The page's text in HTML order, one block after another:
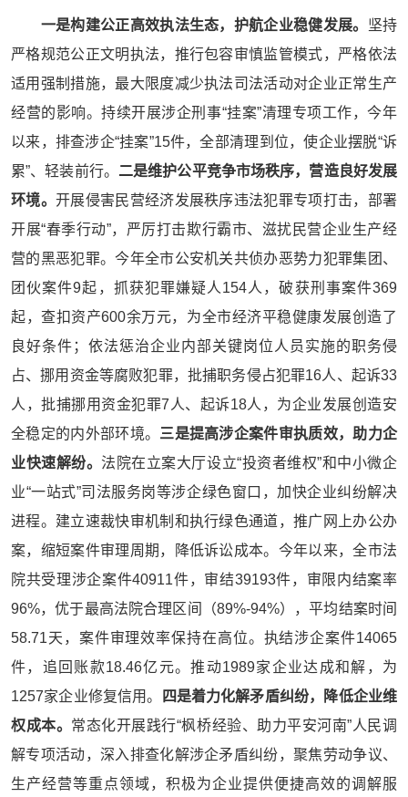
一是构建公正高效执法生态，护航企业稳健发展。 坚持
严格规范公正文明执法，推行包容审慎监管模式，严格依法
适用强制措施，最大限度减少执法司法活动对企业正常生产
经营的影响。持续开展涉企刑事“挂案”清理专项工作，今年
以来，排查涉企“挂案”15件，全部清理到位，使企业摆脱“诉
累”、轻装前行。 二是维护公平竞争市场秩序，营造良好发展
环境。 开展侵害民营经济发展秩序违法犯罪专项打击，部署
开展“春季行动”，严厉打击欺行霸市、滋扰民营企业生产经
营的黑恶犯罪。今年全市公安机关共侦办恶势力犯罪集团、
团伙案件9起，抓获犯罪嫌疑人154人，破获刑事案件369
起，查扣资产600余万元，为全市经济平稳健康发展创造了
良好条件；依法惩治企业内部关键岗位人员实施的职务侵
占、挪用资金等腐败犯罪，批捕职务侵占犯罪16人、起诉33
人，批捕挪用资金犯罪7人、起诉18人，为企业发展创造安
全稳定的内外部环境。 三是提高涉企案件审执质效，助力企
业快速解纷。 法院在立案大厅设立“投资者维权”和中小微企
业“一站式”司法服务岗等涉企绿色窗口，加快企业纠纷解决
进程。建立速裁快审机制和执行绿色通道，推广网上办公办
案，缩短案件审理周期，降低诉讼成本。今年以来，全市法
院共受理涉企案件40911件，审结39193件，审限内结案率
96%，优于最高法院合理区间（89%-94%），平均结案时间
58.71天，案件审理效率保持在高位。执结涉企案件14065
件，追回账款18.46亿元。推动1989家企业达成和解，为
1257家企业修复信用。
四是着力化解矛盾纠纷，降低企业维
权成本。 常态化开展践行“枫桥经验、助力平安河南”人民调
解专项活动，深入排查化解涉企矛盾纠纷，聚焦劳动争议、
生产经营等重点领域，积极为企业提供便捷高效的调解服